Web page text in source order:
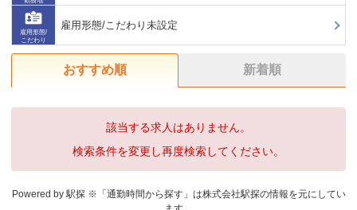
雇用形態/
こだわり
雇用形態/こだわり未設定
おすすめ順 新着順
該当する求人はありません。
検索条件を変更し再度検索してください。
Powered by 駅探 ※「通勤時間から探す」は株式会社駅探の情報を元にしてい